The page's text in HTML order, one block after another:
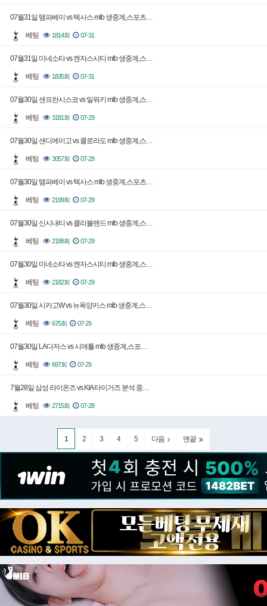
07월31일 탬파베이 vs 텍사스 mlb 생중계,스포츠…
베팅 1814회 07-31
07월31일 미네소타 vs 캔자스시티 mlb 생중계,스…
베팅 1835회 07-31
07월30일 샌프란시스코 vs 밀워키 mlb 생중계,스…
베팅 3181회 07-29
07월30일 샌디에이고 vs 콜로라도 mlb 생중계,스…
베팅 3057회 07-29
07월30일 탬파베이 vs 텍사스 mlb 생중계,스포츠…
베팅 2199회 07-29
07월30일 신시내티 vs 클리블랜드 mlb 생중계,스…
베팅 2188회 07-29
07월30일 미네소타 vs 캔자스시티 mlb 생중계,스…
베팅 2182회 07-29
07월30일 시카고W vs 뉴욕양키스 mlb 생중계,스…
베팅 675회 07-29
07월30일 LA다저스 vs 시애틀 mlb 생중계,스포…
베팅 697회 07-29
7월28일 삼성 라이온즈 vs KIA 타이거즈 분석 중…
베팅 2715회 07-28
1 2 3 4 5 다음 맨끝